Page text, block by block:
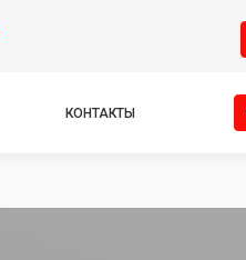
КОНТАКТЫ